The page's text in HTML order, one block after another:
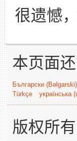
很遗憾
本页面
Български (Bəlgarski)
Türkçe
українська
版权所